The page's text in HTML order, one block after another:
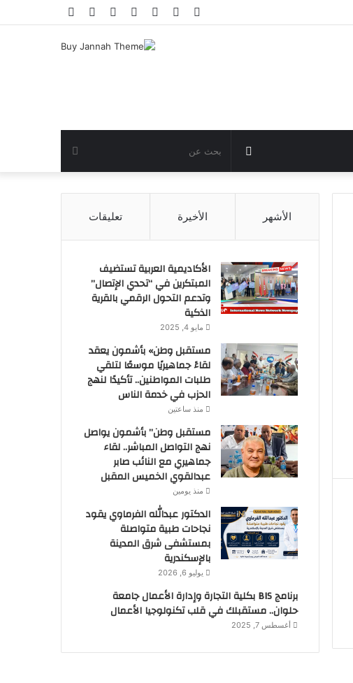
مقال تسجيل
انستقرام يوتيوب تويترفيسبوك
عن عشوائي
الأشهر الأخيرة تعليقات
الأكاديمية العربية تستضيف
المبتكرين في “تحدي الإتصال”
وتدعم التحول الرقمي بالقرية
الذكية
مايو 4, 2025
مستقبل وطن» بأشمون يعقد
لقاءً جماهيريًا موسعًا لتلقي
طلبات المواطنين.. تأكيدًا لنهج
الحزب في خدمة الناس
منذ ساعتين
مستقبل وطن” بأشمون يواصل
نهج التواصل المباشر.. لقاء
جماهيري مع النائب صابر
عبدالقوي الخميس المقبل
منذ يومين
الدكتور عبدالله الفرماوي يقود
نجاحات طبية متواصلة
بمستشفى شرق المدينة
بالإسكندرية
يوليو 6, 2026
برنامج BIS بكلية التجارة وإدارة الأعمال جامعة
حلوان.. مستقبلك في قلب تكنولوجيا الأعمال
أغسطس 7, 2025